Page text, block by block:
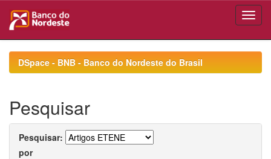
navigationDSpace - BNB - Banco do Nordeste do Brasil
Pesquisar
Pesquisar:
por